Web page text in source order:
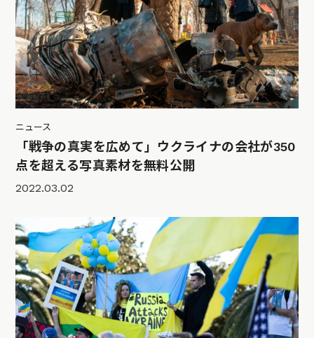
ニュース
「戦争の真実を広めて」ウクライナの会社が350
点を超える写真素材を無料公開
2022.03.02